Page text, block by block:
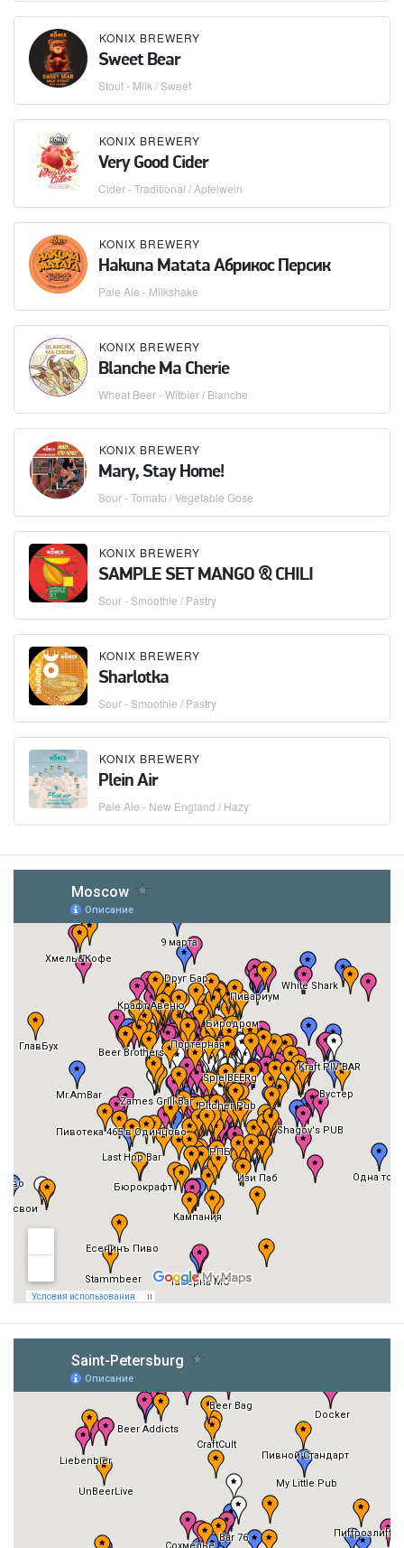
KONIX BREWERY
Sweet Bear
Stout - Milk / Sweet
KONIX BREWERY
Very Good Cider
Cider - Traditional / Apfelwein
KONIX BREWERY
Hakuna Matata Абрикос Персик
Pale Ale - Milkshake
KONIX BREWERY
Blanche Ma Cherie
Wheat Beer - Witbier / Blanche
KONIX BREWERY
Mary, Stay Home!
Sour - Tomato / Vegetable Gose
KONIX BREWERY
SAMPLE SET MANGO & CHILI
Sour - Smoothie / Pastry
KONIX BREWERY
Sharlotka
Sour - Smoothie / Pastry
KONIX BREWERY
Plein Air
Pale Ale - New England / Hazy